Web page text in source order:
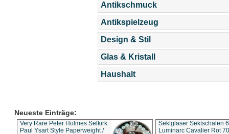
Antikschmuck
Antikspielzeug
Design & Stil
Glas & Kristall
Haushalt
Neueste Einträge:
Very Rare Peter Holmes Selkirk
Paul Ysart Style Paperweight /
Sektgläser Sektschalen
Luminarc Cavalier Rot